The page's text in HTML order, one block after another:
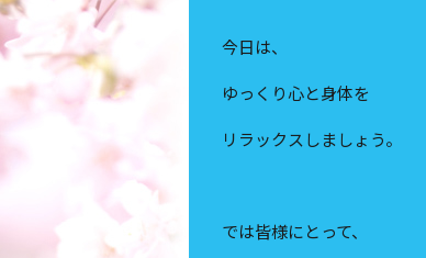
今日は、
ゆっくり心と身体を
リラックスしましょう。
では皆様にとって、